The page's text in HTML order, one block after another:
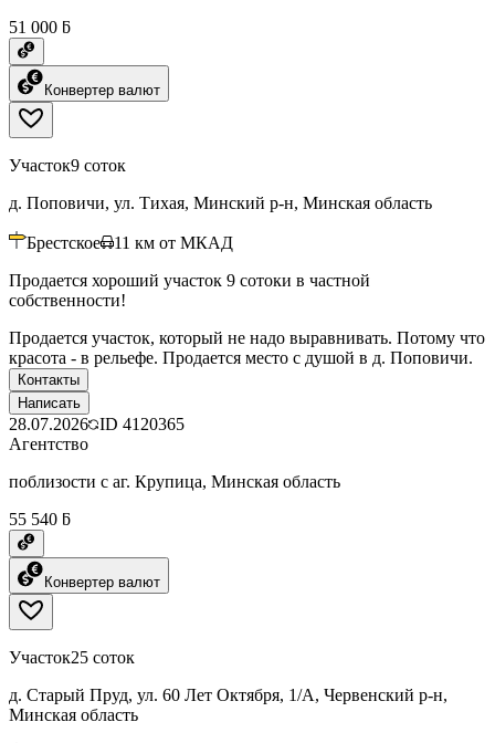
51 000 ƃ
Конвертер валют
Участок9 соток
д. Поповичи, ул. Тихая, Минский р-н, Минская область
Брестское 11 км от МКАД
Продается хороший участок 9 сотоки в частной
собственности!
Продается участок, который не надо выравнивать. Потому что
красота - в рельефе. Продается место с душой в д. Поповичи.
Контакты
Написать
28.07.2026 ID 4120365
Агентство
поблизости с аг. Крупица, Минская область
55 540 ƃ
Конвертер валют
Участок25 соток
д. Старый Пруд, ул. 60 Лет Октября, 1/А, Червенский р-н,
Минская область